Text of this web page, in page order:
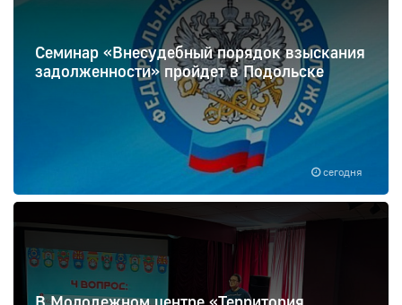
сегодня
Семинар «Внесудебный порядок взыскания
задолженности» пройдет в Подольске